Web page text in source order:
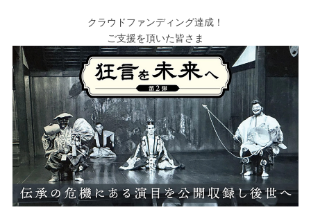
クラウドファンディング達成！
ご支援を頂いた皆さま